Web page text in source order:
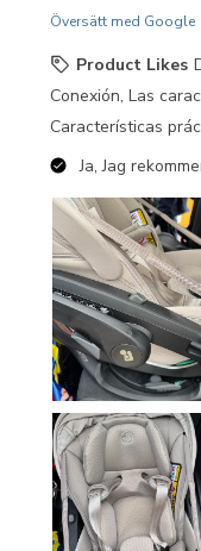
Översätt med Google
Product Likes
Conexión, Las
Características
Ja, Jag